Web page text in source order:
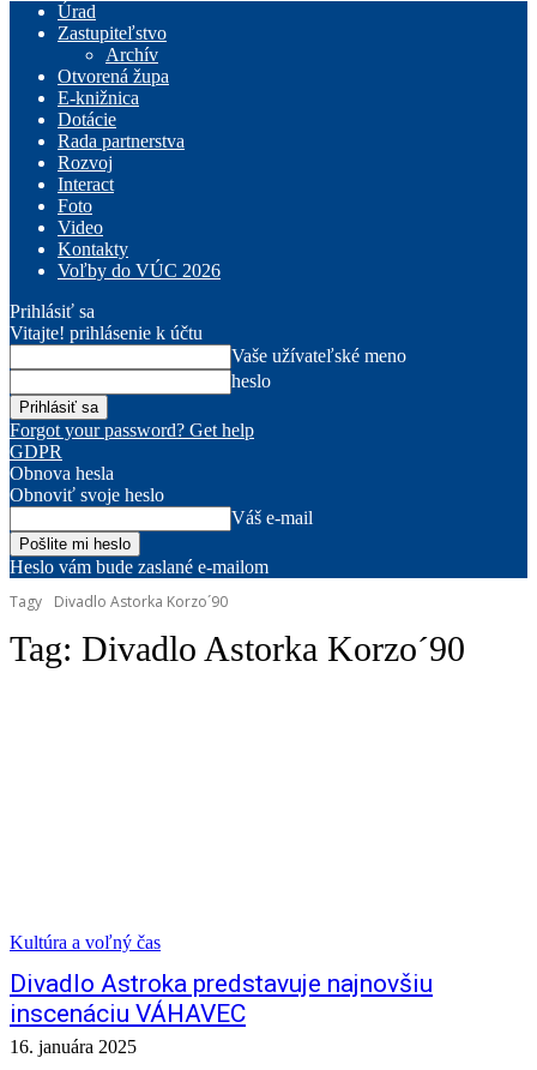
Úrad
Zastupiteľstvo
Archív
Otvorená župa
E-knižnica
Dotácie
Rada partnerstva
Rozvoj
Interact
Foto
Video
Kontakty
Voľby do VÚC 2026
Prihlásiť sa
Vitajte! prihlásenie k účtu
Vaše užívateľské meno
heslo
Forgot your password? Get help
GDPR
Obnova hesla
Obnoviť svoje heslo
Váš e-mail
Heslo vám bude zaslané e-mailom
Tagy
Divadlo Astorka Korzo´90
Tag: Divadlo Astorka Korzo´90
Kultúra a voľný čas
Divadlo Astroka predstavuje najnovšiu
inscenáciu VÁHAVEC
16. januára 2025